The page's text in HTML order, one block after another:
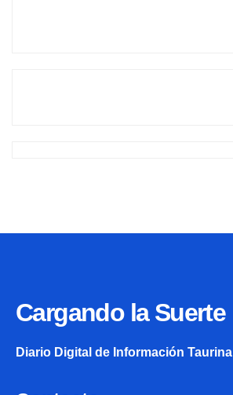
Cargando la Suerte
Diario Digital de Información Taurina